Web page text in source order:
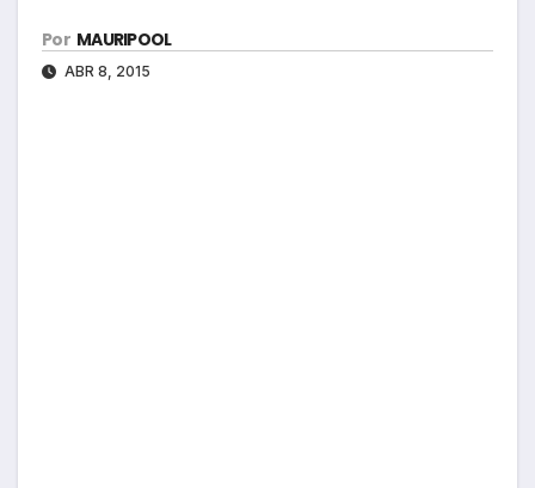
Por MAURIPOOL
ABR 8, 2015